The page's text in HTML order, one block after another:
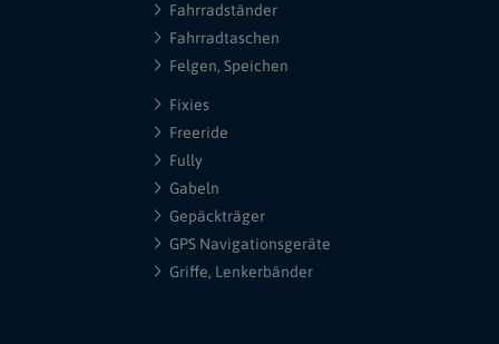
Fahrradständer
Fahrradtaschen
Felgen, Speichen
Fixies
Freeride
Fully
Gabeln
Gepäckträger
GPS Navigationsgeräte
Griffe, Lenkerbänder